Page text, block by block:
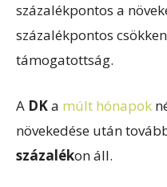
százalékpontos a
százalékpontos
támogatottság.
A DKa múlt hónapok
növekedése után
százalékon áll.